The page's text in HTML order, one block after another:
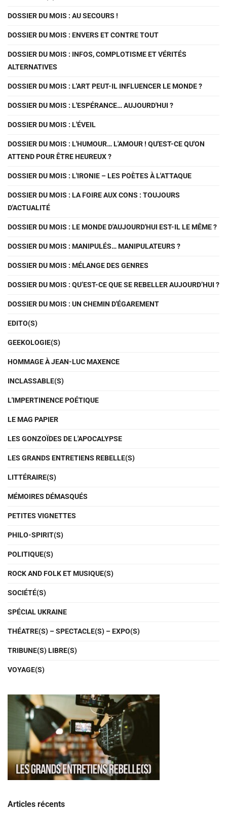
DOSSIER DU MOIS : AU SECOURS !
DOSSIER DU MOIS : ENVERS ET CONTRE TOUT
DOSSIER DU MOIS : INFOS, COMPLOTISME ET VÉRITÉS
ALTERNATIVES
DOSSIER DU MOIS : L'ART PEUT-IL INFLUENCER LE MONDE ?
DOSSIER DU MOIS : L'ESPÉRANCE… AUJOURD'HUI ?
DOSSIER DU MOIS : L'ÉVEIL
DOSSIER DU MOIS : L'HUMOUR… L'AMOUR ! QU'EST-CE QU'ON
ATTEND POUR ÊTRE HEUREUX ?
DOSSIER DU MOIS : L'IRONIE – LES POÈTES À L'ATTAQUE
DOSSIER DU MOIS : LA FOIRE AUX CONS : TOUJOURS
D'ACTUALITÉ
DOSSIER DU MOIS : LE MONDE D'AUJOURD'HUI EST-IL LE MÊME ?
DOSSIER DU MOIS : MANIPULÉS… MANIPULATEURS ?
DOSSIER DU MOIS : MÉLANGE DES GENRES
DOSSIER DU MOIS : QU’EST-CE QUE SE REBELLER AUJOURD’HUI ?
DOSSIER DU MOIS : UN CHEMIN D'ÉGAREMENT
EDITO(S)
GEEKOLOGIE(S)
HOMMAGE À JEAN-LUC MAXENCE
INCLASSABLE(S)
L'IMPERTINENCE POÉTIQUE
LE MAG PAPIER
LES GONZOÏDES DE L'APOCALYPSE
LES GRANDS ENTRETIENS REBELLE(S)
LITTÉRAIRE(S)
MÉMOIRES DÉMASQUÉS
PETITES VIGNETTES
PHILO-SPIRIT(S)
POLITIQUE(S)
ROCK AND FOLK ET MUSIQUE(S)
SOCIÉTÉ(S)
SPÉCIAL UKRAINE
THÉATRE(S) – SPECTACLE(S) – EXPO(S)
TRIBUNE(S) LIBRE(S)
VOYAGE(S)
Articles récents